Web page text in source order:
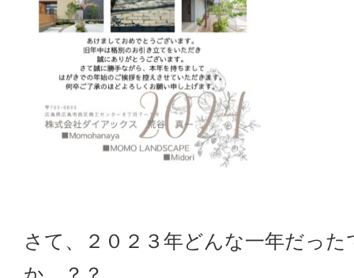
さて、２０２３年どんな一年だった